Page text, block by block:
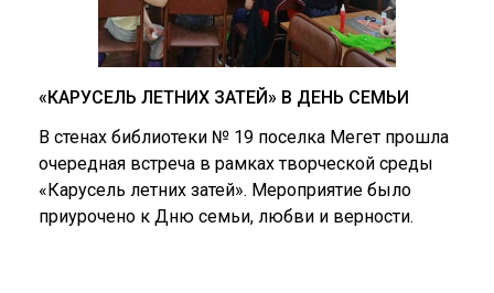
«КАРУСЕЛЬ ЛЕТНИХ ЗАТЕЙ» В ДЕНЬ СЕМЬИ
В стенах библиотеки № 19 поселка Мегет прошла
очередная встреча в рамках творческой среды
«Карусель летних затей». Мероприятие было
приурочено к Дню семьи, любви и верности.